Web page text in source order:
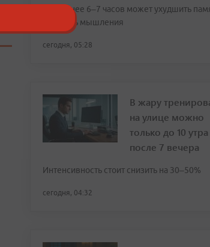
Сон менее 6–7 часов может ухудшить
скорость мышления
сегодня, 05:28
В жару
на улице можно
только до 10
после 7 вечера
Интенсивность стоит снизить на 30–50%
сегодня, 04:32